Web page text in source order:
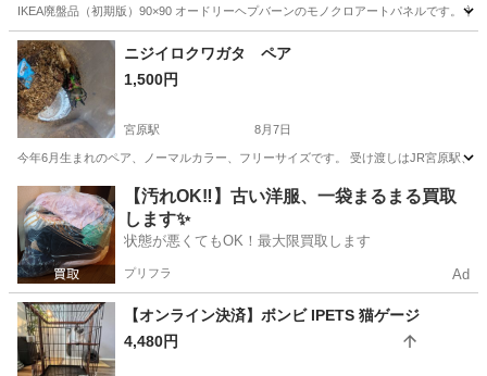
IKEA廃盤品（初期版）90×90 オードリーヘプバーンのモノクロアートパネルです。
埼玉 羽生市 羽生駅 その他 廃盤
ニジイロクワガタ ペア
1,500円
宮原駅 8月7日
今年6月生まれのペア、ノーマルカラー、フリーサイズです。 受け渡しはJR宮原駅、
埼玉 さいたま市 宮原駅 その他 ニジイロクワガタ
【汚れOK‼️】古い洋服、一袋まるまる買取
します✨
状態が悪くてもOK！最大限買取します
プリフラ Ad
【オンライン決済】ボンビ IPETS 猫ゲージ
4,480円